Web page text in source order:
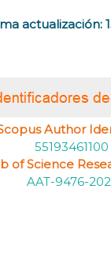
actualización:
Author
55193461100
of Science
AAT-9476-